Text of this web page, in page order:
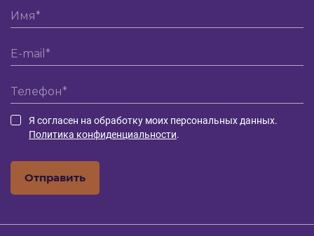
Я согласен на обработку моих персональных данных.
Политика конфиденциальности.
Отправить